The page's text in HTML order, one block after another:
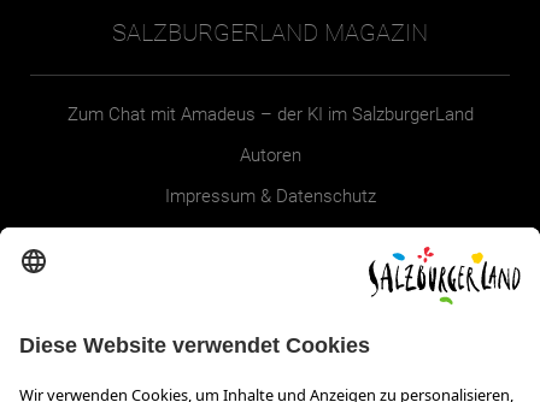
SALZBURGERLAND MAGAZIN
Zum Chat mit Amadeus – der KI im SalzburgerLand
Autoren
Impressum & Datenschutz